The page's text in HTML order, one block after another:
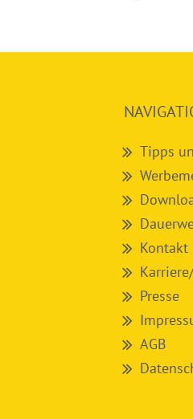
Tipps
Kontakt
Presse
AGB